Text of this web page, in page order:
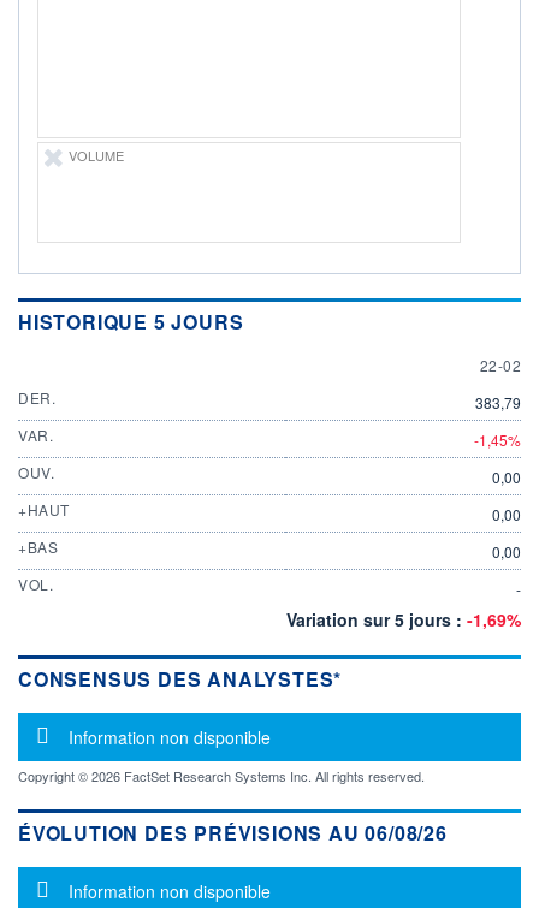
ÉLIGIBILITÉ
Non éligible
VOLUME
HISTORIQUE 5 JOURS
22
22-02
DER.
383,79
VAR.
-1,45%
OUV.
0,00
+HAUT
0,00
+BAS
0,00
VOL.
-
Variation sur 5 jours : -1,69%
CONSENSUS DES ANALYSTES*
Message d'information
Information non disponible
Copyright © 2026 FactSet Research Systems Inc. All rights reserved.
ÉVOLUTION DES PRÉVISIONS AU 06/08/26
Message d'information
Information non disponible